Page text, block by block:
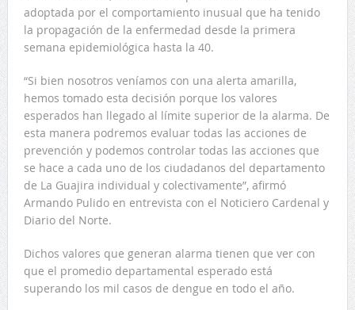
adoptada por el comportamiento inusual que ha tenido
la propagación de la enfermedad desde la primera
semana epidemiológica hasta la 40.
“Si bien nosotros veníamos con una alerta amarilla,
hemos tomado esta decisión porque los valores
esperados han llegado al límite superior de la alarma. De
esta manera podremos evaluar todas las acciones de
prevención y podemos controlar todas las acciones que
se hace a cada uno de los ciudadanos del departamento
de La Guajira individual y colectivamente”, afirmó
Armando Pulido en entrevista con el Noticiero Cardenal y
Diario del Norte.
Dichos valores que generan alarma tienen que ver con
que el promedio departamental esperado está
superando los mil casos de dengue en todo el año.